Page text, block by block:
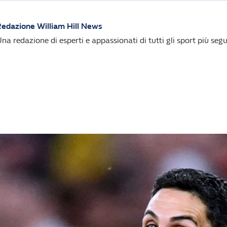
William Hill News
redazione di esperti e appassionati di tutti gli sport più